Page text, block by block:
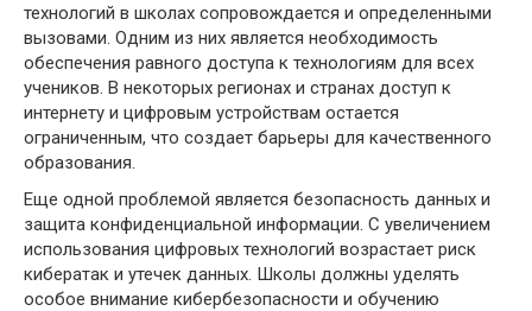
технологий в школах сопровождается и определенными
вызовами. Одним из них является необходимость
обеспечения равного доступа к технологиям для всех
учеников. В некоторых регионах и странах доступ к
интернету и цифровым устройствам остается
ограниченным, что создает барьеры для качественного
образования.
Еще одной проблемой является безопасность данных и
защита конфиденциальной информации. С увеличением
использования цифровых технологий возрастает риск
кибератак и утечек данных. Школы должны уделять
особое внимание кибербезопасности и обучению